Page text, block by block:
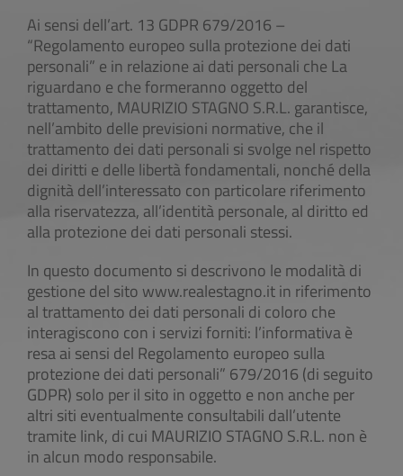
Ai sensi dell’art. 13 GDPR 679/2016 –
“Regolamento europeo sulla protezione dei dati
personali” e in relazione ai dati personali che La
riguardano e che formeranno oggetto del
trattamento, MAURIZIO STAGNO S.R.L. garantisce,
nell’ambito delle previsioni normative, che il
trattamento dei dati personali si svolge nel rispetto
dei diritti e delle libertà fondamentali, nonché della
dignità dell’interessato con particolare riferimento
alla riservatezza, all’identità personale, al diritto ed
alla protezione dei dati personali stessi.
In questo documento si descrivono le modalità di
gestione del sito www.realestagno.it in riferimento
al trattamento dei dati personali di coloro che
interagiscono con i servizi forniti: l’informativa è
resa ai sensi del Regolamento europeo sulla
protezione dei dati personali” 679/2016 (di seguito
GDPR) solo per il sito in oggetto e non anche per
altri siti eventualmente consultabili dall’utente
tramite link, di cui MAURIZIO STAGNO S.R.L. non è
in alcun modo responsabile.